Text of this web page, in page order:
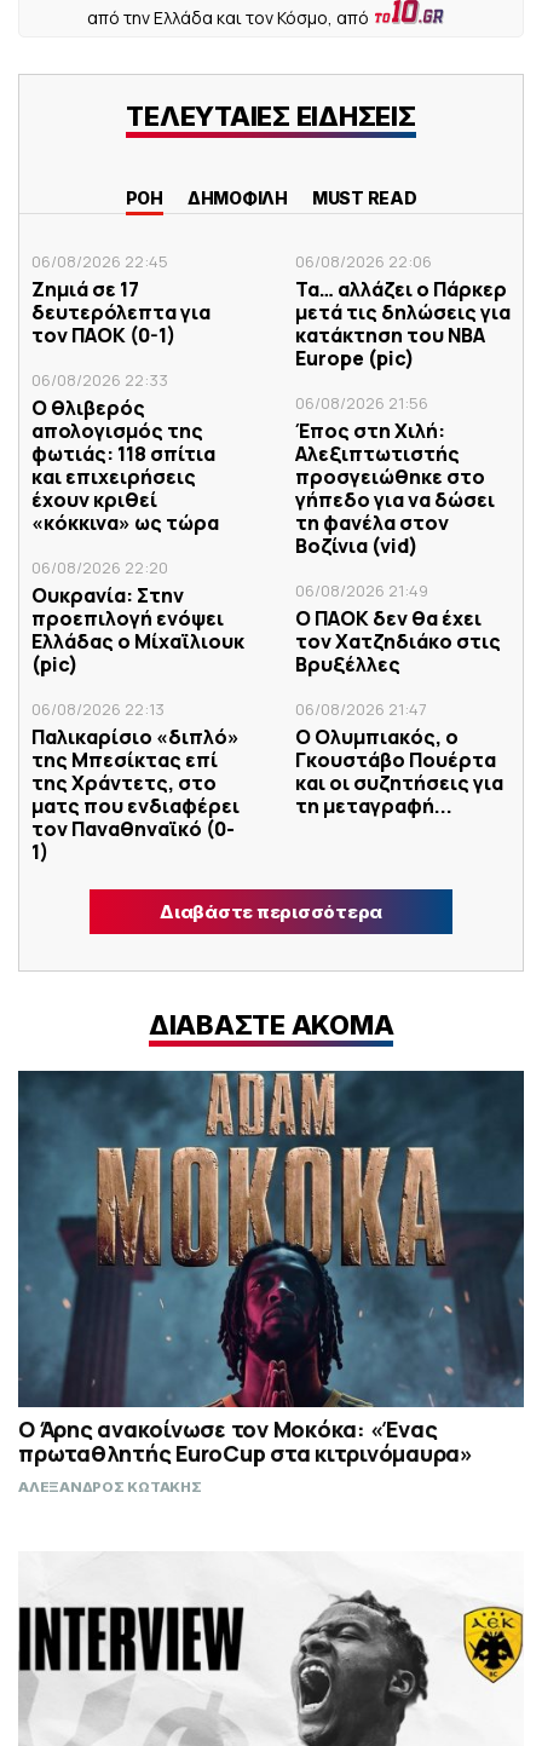
από την Ελλάδα και τον Κόσμο, από
ΤΕΛΕΥΤΑΙΕΣ ΕΙΔΗΣΕΙΣ
ΡΟΗ ΔΗΜΟΦΙΛΗ MUST READ
06/08/2026 22:45
Ζημιά σε 17
δευτερόλεπτα για
τον ΠΑΟΚ (0-1)
06/08/2026 22:33
Ο θλιβερός
απολογισμός της
φωτιάς: 118 σπίτια
και επιχειρήσεις
έχουν κριθεί
«κόκκινα» ως τώρα
06/08/2026 22:20
Ουκρανία: Στην
προεπιλογή ενόψει
Ελλάδας ο Μίχαϊλιουκ
(pic)
06/08/2026 22:13
Παλικαρίσιο «διπλό»
της Μπεσίκτας επί
της Χράντετς, στο
ματς που ενδιαφέρει
τον Παναθηναϊκό (0-
1)
06/08/2026 22:06
Τα… αλλάζει ο Πάρκερ
μετά τις δηλώσεις για
κατάκτηση του ΝΒΑ
Europe (pic)
06/08/2026 21:56
Έπος στη Χιλή:
Αλεξιπτωτιστής
προσγειώθηκε στο
γήπεδο για να δώσει
τη φανέλα στον
Βοζίνια (vid)
06/08/2026 21:49
Ο ΠΑΟΚ δεν θα έχει
τον Χατζηδιάκο στις
Βρυξέλλες
06/08/2026 21:47
Ο Ολυμπιακός, ο
Γκουστάβο Πουέρτα
και οι συζητήσεις για
τη μεταγραφή...
Διαβάστε περισσότερα
ΔΙΑΒΑΣΤΕ ΑΚΟΜΑ
Ο Άρης ανακοίνωσε τον Μοκόκα: «Ένας
πρωταθλητής EuroCup στα κιτρινόμαυρα»
ΑΛΕΞΑΝΔΡΟΣ ΚΩΤΑΚΗΣ